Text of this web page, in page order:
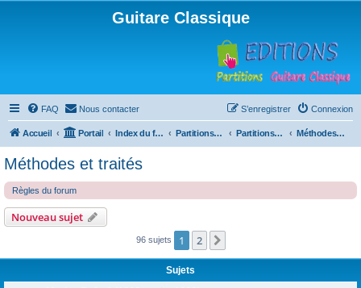
Guitare Classique
FAQ Nous contacter Connexion
S’enregistrer
Accueil Portail Index du forum Partitions pour guitare en libre téléchargement Partitions classées par compositeur Méthodes et traités
Méthodes et traités
Règles du forum
Nouveau sujet
96 sujets 1 2
Sujets